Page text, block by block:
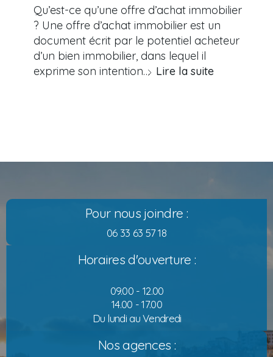
Qu’est-ce qu’une offre d’achat immobilier
? Une offre d’achat immobilier est un
document écrit par le potentiel acheteur
d’un bien immobilier, dans lequel il
exprime son intention… Lire la suite
Pour nous joindre :
06 33 63 57 18
Horaires d'ouverture :
09.00 - 12.00
14.00 - 17.00
Du lundi au Vendredi
Nos agences :